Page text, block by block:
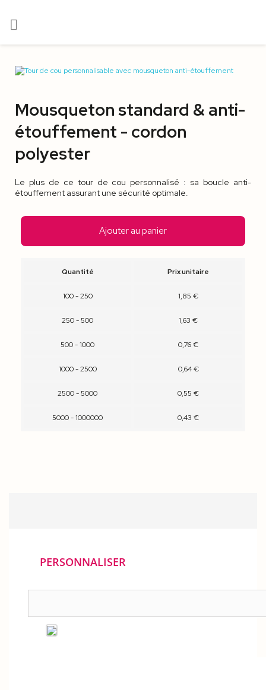

Mousqueton standard & anti-
étouffement - cordon
polyester
Le plus de ce tour de cou personnalisé : sa boucle anti-
étouffement assurant une sécurité optimale.
Ajouter au panier
Quantité Prix unitaire
100 - 250 1,85 €
250 - 500 1,63 €
500 - 1000 0,76 €
1000 - 2500 0,64 €
2500 - 5000 0,55 €
5000 - 1000000 0,43 €
PERSONNALISER